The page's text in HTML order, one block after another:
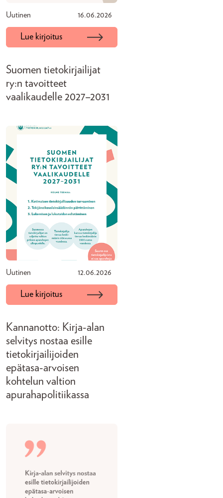
Uutinen 16.06.2026
Lue kirjoitus
Suomen tietokirjailijat
ry:n tavoitteet
vaalikaudelle 2027–2031
Uutinen 12.06.2026
Lue kirjoitus
Kannanotto: Kirja-alan
selvitys nostaa esille
tietokirjailijoiden
epätasa-arvoisen
kohtelun valtion
apurahapolitiikassa